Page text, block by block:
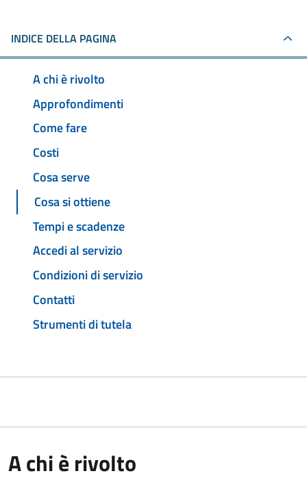
INDICE DELLA PAGINA
A chi è rivolto
Approfondimenti
Come fare
Costi
Cosa serve
Cosa si ottiene
Tempi e scadenze
Accedi al servizio
Condizioni di servizio
Contatti
Strumenti di tutela
A chi è rivolto